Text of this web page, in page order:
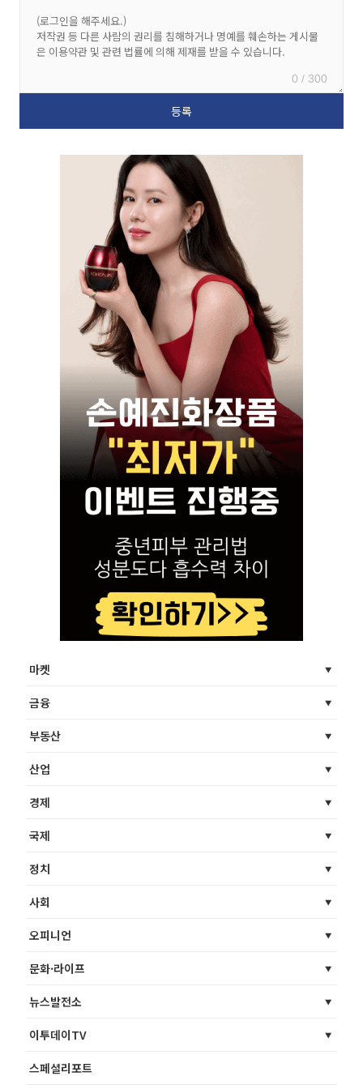
0 / 300
마켓
금융
부동산
산업
경제
국제
정치
사회
오피니언
문화·라이프
뉴스발전소
이투데이TV
스페셜리포트